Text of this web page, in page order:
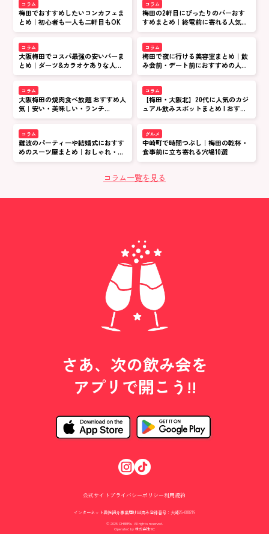
コラム
梅田でおすすめしたいコンカフェま
とめ｜初心者も一人も二軒目もOK
コラム
梅田の2軒目にぴったりのバーおす
すめまとめ｜終電前に寄れる人気店
を厳選
コラム
大阪梅田でコスパ最強の安いバーま
とめ｜ダーツ&カラオケありな人気
店
コラム
梅田で夜に行ける美容室まとめ｜飲
み会前・デート前におすすめの人気
サロン特集
コラム
大阪梅田の焼肉食べ放題 おすすめ人
気｜安い・美味しい・ランチ
OK【2026最新】
コラム
【梅田・大阪北】20代に人気のカジ
ュアル飲みスポットまとめ | おすす
め居酒屋&バー特集
コラム
難波のパーティーや結婚式におすす
めのスーツ屋まとめ｜おしゃれ・安
い・オーダー対応まで徹底比較
グルメ
中崎町で時間つぶし｜梅田の乾杯・
食事前に立ち寄れる穴場10選
コラム一覧を見る
さあ、次の飲み会を
アプリで開こう!!
公式サイトプライバシーポリシー利用規約
インターネット異性紹介事業届け出済み登録番号：大崎25-088219
© 2025 CHEERs. All rights reserved.
Operated by 株式会社HIC